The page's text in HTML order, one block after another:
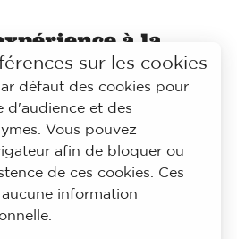
à la
notre pagesur les cookies
défaut des cookies pour
d'audience et des
Vous pouvez
afin de bloquer ou
de ces cookies. Ces
information